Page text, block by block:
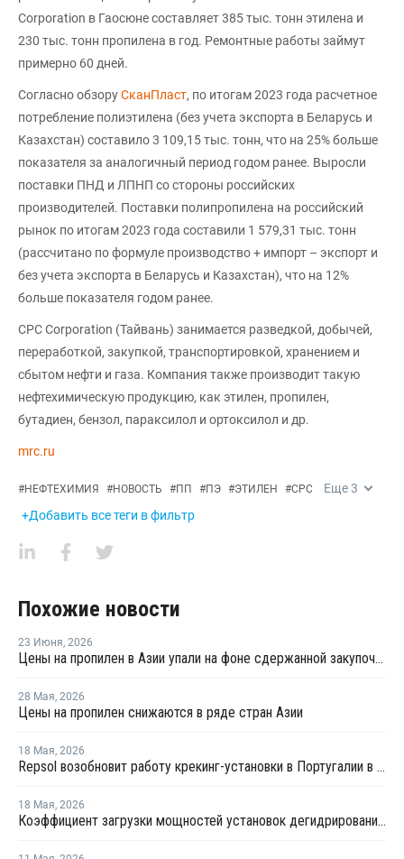
Corporation в Гаосюне составляет 385 тыс. тонн этилена и
230 тыс. тонн пропилена в год. Ремонтные работы займут
примерно 60 дней.
Согласно обзоруСканПласт, по итогам 2023 года расчетное
потребление полиэтилена (без учета экспорта в Беларусь и
Казахстан) составило 3 109,15 тыс. тонн, что на 25% больше
показателя за аналогичный период годом ранее. Выросли
поставки ПНД и ЛПНП со стороны российских
производителей. Поставки полипропилена на российский
рынок по итогам 2023 года составили 1 579,31 тыс. тонн
(рассчитано по формуле производство + импорт – экспорт и
без учета экспорта в Беларусь и Казахстан), что на 12%
больше показателя годом ранее.
CPC Corporation (Тайвань) занимается разведкой, добычей,
переработкой, закупкой, транспортировкой, хранением и
сбытом нефти и газа. Компания также производит такую
нефтехимическую продукцию, как этилен, пропилен,
бутадиен, бензол, параксилол и ортоксилол и др.
mrc.ru
#НЕФТЕХИМИЯ #НОВОСТЬ #ПП #ПЭ #ЭТИЛЕН #CPC Еще3
+Добавить все теги в фильтр
Похожие новости
23 Июня, 2026
Цены на пропилен в Азии упали на фоне сдержанной закупочной активности
28 Мая, 2026
Цены на пропилен снижаются в ряде стран Азии
18 Мая, 2026
Repsol возобновит работу крекинг-установки в Португалии в июне
18 Мая, 2026
Коэффициент загрузки мощностей установок дегидрированию пропана в Китае в мае снизится примерно до 50%